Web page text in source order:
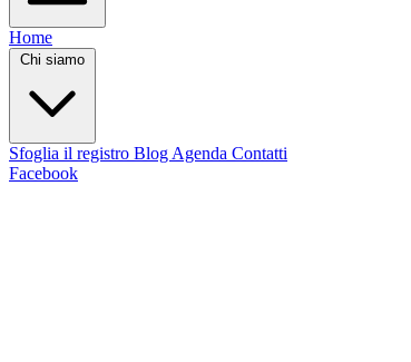
Home
Chi siamo
Sfoglia il registro Blog Agenda Contatti
Facebook